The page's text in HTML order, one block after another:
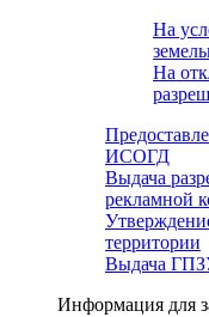
На
На
ИСОГД
Выдача
рекламной
территории
Выдача
Информация для